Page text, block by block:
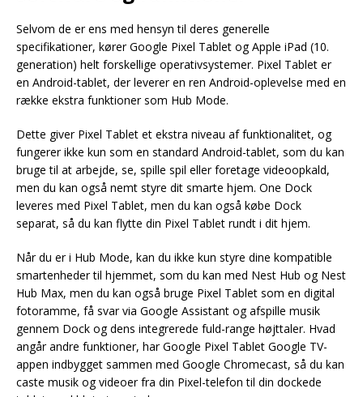
Selvom de er ens med hensyn til deres generelle
specifikationer, kører Google Pixel Tablet og Apple iPad (10.
generation) helt forskellige operativsystemer. Pixel Tablet er
en Android-tablet, der leverer en ren Android-oplevelse med en
række ekstra funktioner som Hub Mode.
Dette giver Pixel Tablet et ekstra niveau af funktionalitet, og
fungerer ikke kun som en standard Android-tablet, som du kan
bruge til at arbejde, se, spille spil eller foretage videoopkald,
men du kan også nemt styre dit smarte hjem. One Dock
leveres med Pixel Tablet, men du kan også købe Dock
separat, så du kan flytte din Pixel Tablet rundt i dit hjem.
Når du er i Hub Mode, kan du ikke kun styre dine kompatible
smartenheder til hjemmet, som du kan med Nest Hub og Nest
Hub Max, men du kan også bruge Pixel Tablet som en digital
fotoramme, få svar via Google Assistant og afspille musik
gennem Dock og dens integrerede fuld-range højttaler. Hvad
angår andre funktioner, har Google Pixel Tablet Google TV-
appen indbygget sammen med Google Chromecast, så du kan
caste musik og videoer fra din Pixel-telefon til din dockede